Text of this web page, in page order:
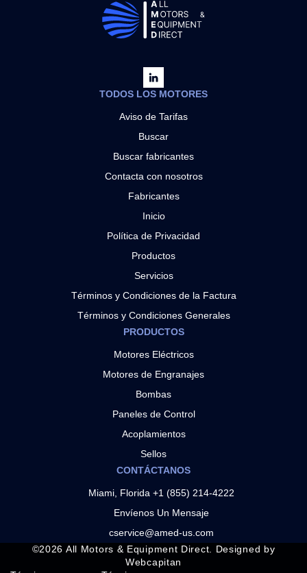
TODOS LOS MOTORES
Aviso de Tarifas
Buscar
Buscar fabricantes
Contacta con nosotros
Fabricantes
Inicio
Política de Privacidad
Productos
Servicios
Términos y Condiciones de la Factura
Términos y Condiciones Generales
PRODUCTOS
Motores Eléctricos
Motores de Engranajes
Bombas
Paneles de Control
Acoplamientos
Sellos
CONTÁCTANOS
Miami, Florida +1 (855) 214-4222
Envíenos Un Mensaje
cservice@amed-us.com
©2026 All Motors & Equipment Direct. Designed by
Webcapitan